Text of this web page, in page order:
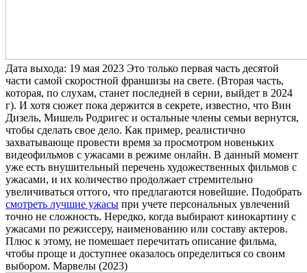
Дата выхода: 19 мая 2023 Это только первая часть десятой
части самой скоростной франшизы на свете. (Вторая часть,
которая, по слухам, станет последней в серии, выйдет в 2024
г). И хотя сюжет пока держится в секрете, известно, что Вин
Дизель, Мишель Родригес и остальные члены семьи вернутся,
чтобы сделать свое дело. Как пример, реалистично
захватывающе провести время за просмотром новеньких
видеофильмов с ужасами в режиме онлайн. В данный момент
уже есть внушительный перечень художественных фильмов с
ужасами, и их количество продолжает стремительно
увеличиваться оттого, что предлагаются новейшие. Подобрать
смотреть лучшие ужасы при учете персональных увлечений
точно не сложность. Нередко, когда выбирают кинокартину с
ужасами по режиссеру, наименованию или составу актеров.
Плюс к этому, не помешает перечитать описание фильма,
чтобы проще и доступнее оказалось определиться со своим
выбором. Марвелы (2023)